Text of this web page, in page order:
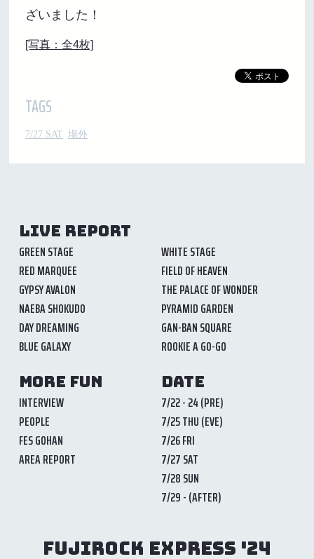
ざいました！
[写真：全4枚]
TAGS
7/27 SAT 場外
LIVE REPORT
GREEN STAGE
WHITE STAGE
RED MARQUEE
FIELD OF HEAVEN
GYPSY AVALON
THE PALACE OF WONDER
NAEBA SHOKUDO
PYRAMID GARDEN
DAY DREAMING
GAN-BAN SQUARE
BLUE GALAXY
ROOKIE A GO-GO
MORE FUN
INTERVIEW
PEOPLE
FES GOHAN
AREA REPORT
DATE
7/22 - 24 (PRE)
7/25 THU (EVE)
7/26 FRI
7/27 SAT
7/28 SUN
7/29 - (AFTER)
FUJIROCK EXPRESS '24